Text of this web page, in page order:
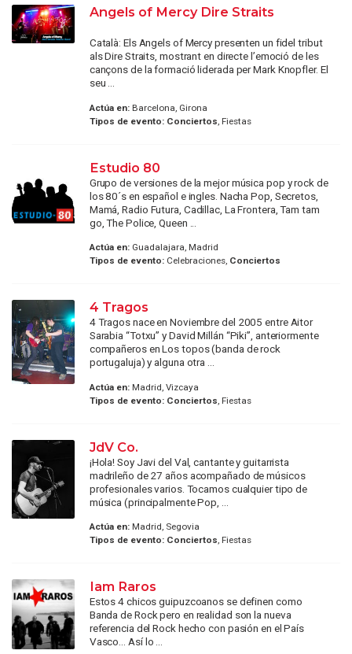
Angels of Mercy Dire Straits
Català: Els Angels of Mercy presenten un fidel tribut
als Dire Straits, mostrant en directe l’emoció de les
cançons de la formació liderada per Mark Knopfler. El
seu ...
Actúa en:Barcelona, Girona
Tipos de evento: Conciertos , Fiestas
Estudio 80
Grupo de versiones de la mejor música pop y rock de
los 80´s en español e ingles. Nacha Pop, Secretos,
Mamá, Radio Futura, Cadillac, La Frontera, Tam tam
go, The Police, Queen ...
Actúa en:Guadalajara, Madrid
Tipos de evento:Celebraciones, Conciertos
4 Tragos
4 Tragos nace en Noviembre del 2005 entre Aitor
Sarabia “Totxu” y David Millán “Piki”, anteriormente
compañeros en Los topos (banda de rock
portugaluja) y alguna otra ...
Actúa en:Madrid, Vizcaya
Tipos de evento: Conciertos , Fiestas
JdV Co.
¡Hola! Soy Javi del Val, cantante y guitarrista
madrileño de 27 años acompañado de músicos
profesionales varios. Tocamos cualquier tipo de
música (principalmente Pop, ...
Actúa en:Madrid, Segovia
Tipos de evento: Conciertos, Fiestas
Iam Raros
Estos 4 chicos guipuzcoanos se definen como
Banda de Rock pero en realidad son la nueva
referencia del Rock hecho con pasión en el País
Vasco… Así lo ...